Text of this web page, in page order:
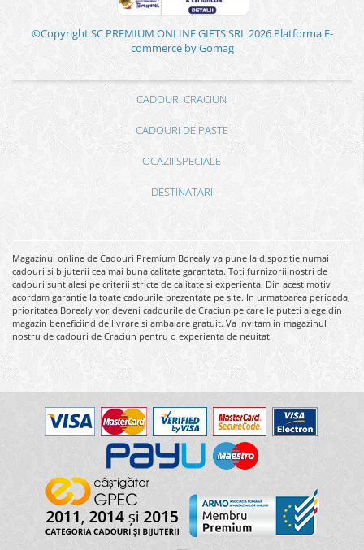
©Copyright SC PREMIUM ONLINE GIFTS SRL 2026 Platforma E-
commerce by Gomag
CADOURI CRACIUN
CADOURI DE PASTE
OCAZII SPECIALE
DESTINATARI
Magazinul online de Cadouri Premium Borealy va pune la dispozitie numai
cadouri si bijuterii cea mai buna calitate garantata. Toti furnizorii nostri de
cadouri sunt alesi pe criterii stricte de calitate si experienta. Din acest motiv
acordam garantie la toate cadourile prezentate pe site. In urmatoarea perioada,
prioritatea Borealy vor deveni cadourile de Craciun pe care le puteti alege din
magazin beneficiind de livrare si ambalare gratuit. Va invitam in magazinul
nostru de cadouri de Craciun pentru o experienta de neuitat!